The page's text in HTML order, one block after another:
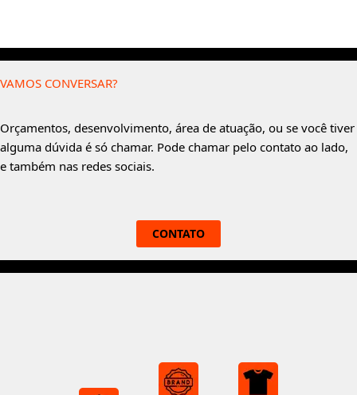
VAMOS CONVERSAR?
Orçamentos, desenvolvimento, área de atuação, ou se você tiver
alguma dúvida é só chamar. Pode chamar pelo contato ao lado,
e também nas redes sociais.
CONTATO